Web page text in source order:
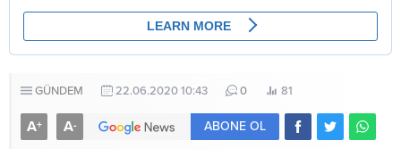
GÜNDEM 22.06.2020 10:43 0 81
A+ A- ABONE OL